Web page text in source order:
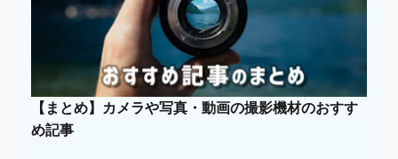
【まとめ】カメラや写真・動画の撮影機材のおすす
め記事